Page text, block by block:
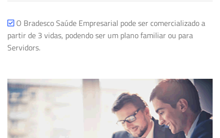
O Bradesco Saúde Empresarial pode ser comercializado a
partir de 3 vidas, podendo ser um plano familiar ou para
Servidors.